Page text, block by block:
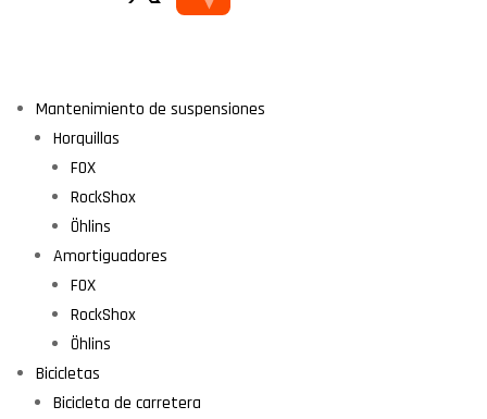
Mantenimiento de suspensiones
Horquillas
FOX
RockShox
Öhlins
Amortiguadores
FOX
RockShox
Öhlins
Bicicletas
Bicicleta de carretera